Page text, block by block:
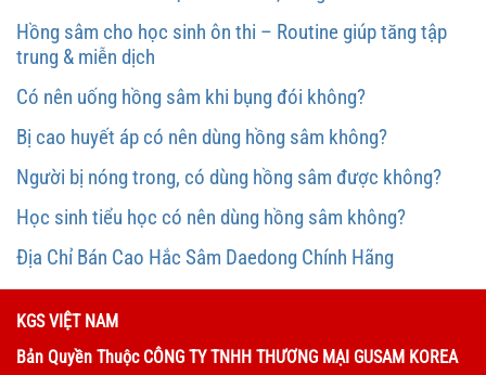
Hồng sâm cho học sinh ôn thi – Routine giúp tăng tập
trung & miễn dịch
Có nên uống hồng sâm khi bụng đói không?
Bị cao huyết áp có nên dùng hồng sâm không?
Người bị nóng trong, có dùng hồng sâm được không?
Học sinh tiểu học có nên dùng hồng sâm không?
Địa Chỉ Bán Cao Hắc Sâm Daedong Chính Hãng
KGS VIỆT NAM
Bản Quyền Thuộc CÔNG TY TNHH THƯƠNG MẠI GUSAM KOREA